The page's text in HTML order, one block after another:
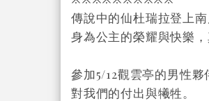
傳說中的仙杜瑞拉登上
身為公主的榮耀與快樂
參加5/12觀雲亭的男性
對我們的付出與犧牲。